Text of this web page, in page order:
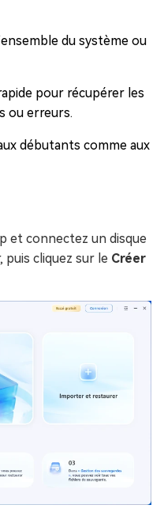
du système ou
pour récupérer les
ou erreurs.
débutants comme aux
et connectez un disque
cliquez sur le Créer